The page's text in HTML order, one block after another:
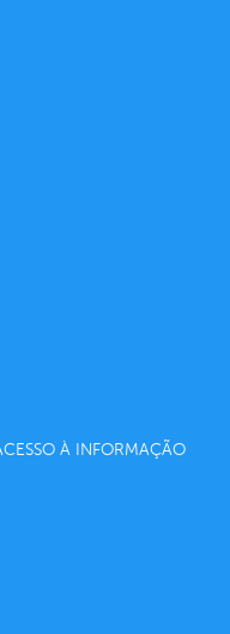
À INFORMAÇÃO